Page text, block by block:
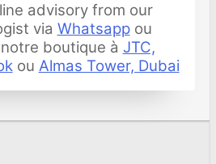
advisory from our
via Whatsappou
boutique à JTC,
ou Almas Tower, Dubai